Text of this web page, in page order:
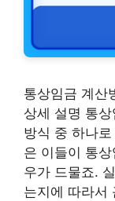
통상임금 계산
상세 설명 통
방식 중 하나
은 이들이 통
우가 드물죠.
는지에 따라서